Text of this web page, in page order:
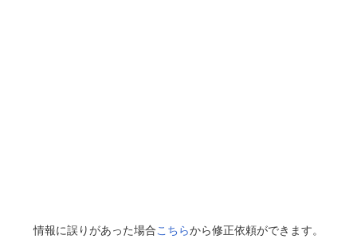
情報に誤りがあった場合こちらから修正依頼ができます。